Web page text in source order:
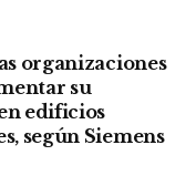
organizaciones
su
edificios
según Siemens